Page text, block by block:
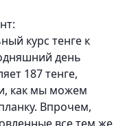
курс тенге к
день
187 тенге,
как мы можем
Впрочем,